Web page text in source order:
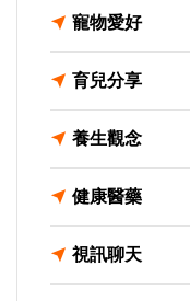
寵物愛好
育兒分享
養生觀念
健康醫藥
視訊聊天